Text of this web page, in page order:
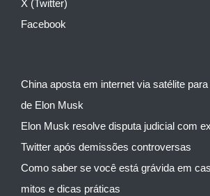
X (Twitter)
Facebook
China aposta em internet via satélite
de Elon Musk
Elon Musk resolve disputa judicial com
Twitter após demissões controversas
Como saber se você está grávida em
mitos e dicas práticas